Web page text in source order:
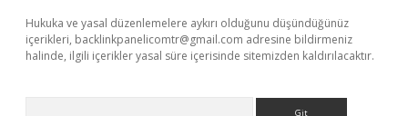
Hukuka ve yasal düzenlemelere aykırı olduğunu düşündüğünüz
içerikleri, backlinkpanelicomtr@gmail.com adresine bildirmeniz
halinde, ilgili içerikler yasal süre içerisinde sitemizden kaldırılacaktır.